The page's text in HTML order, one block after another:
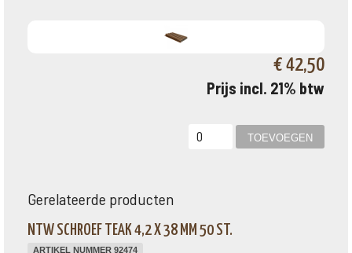
€ 42,50
Prijs incl. 21% btw
Gerelateerde producten
NTW SCHROEF TEAK 4,2 X 38 MM 50 ST.
ARTIKEL NUMMER 92474